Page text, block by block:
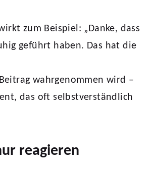
zum Beispiel: „Danke, dass
geführt haben. Das hat die
wahrgenommen wird –
das oft selbstverständlich
reagieren